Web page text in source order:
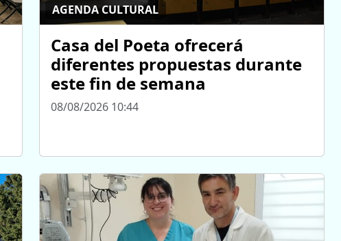
AGENDA CULTURAL
Casa del Poeta ofrecerá
diferentes propuestas durante
este fin de semana
08/08/2026 10:44